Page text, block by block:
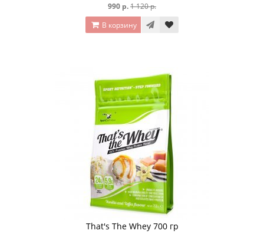
990 р.1 120 р.
В корзину
That's The Whey 700 гр